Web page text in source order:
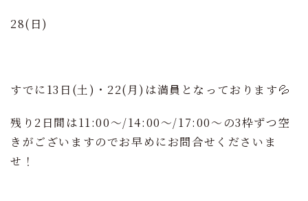
28(日)
すでに13日(土)・22(月)は満員となっております💦
残り2日間は11:00～/14:00～/17:00～の3枠ずつ空
きがございますのでお早めにお問合せくださいま
せ！